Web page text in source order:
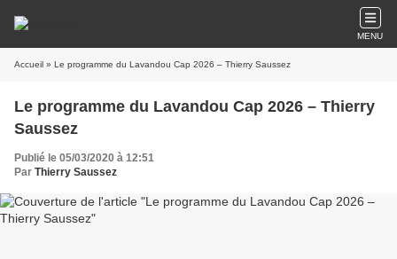
MENU
Accueil » Le programme du Lavandou Cap 2026 – Thierry Saussez
Le programme du Lavandou Cap 2026 – Thierry
Saussez
Publié le 05/03/2020 à 12:51
Par Thierry Saussez